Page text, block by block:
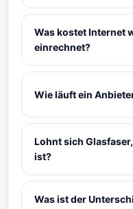
Was kostet Internet
einrechnet?
Wie läuft ein
Lohnt sich
ist?
Was ist der